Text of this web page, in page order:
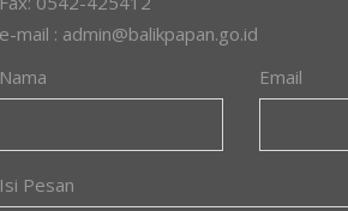
e-mail : admin@balikpapan.go.id
Nama
Email
Isi Pesan